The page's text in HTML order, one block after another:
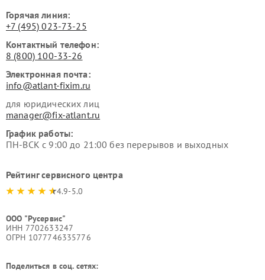
Горячая линия:
+7 (495) 023-73-25
Контактный телефон:
8 (800) 100-33-26
Электронная почта:
info@atlant-fixim.ru
для юридических лиц
manager@fix-atlant.ru
График работы:
ПН-ВСК с 9:00 до 21:00 без перерывов и выходных
Рейтинг сервисного центра
4.9-5.0
ООО "Русервис"
ИНН 7702633247
ОГРН 1077746335776
Поделиться в соц. сетях: